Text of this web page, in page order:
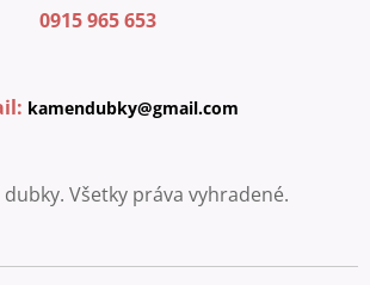
0915 965 653
kamendubky@gmail.com
Všetky práva vyhradené.